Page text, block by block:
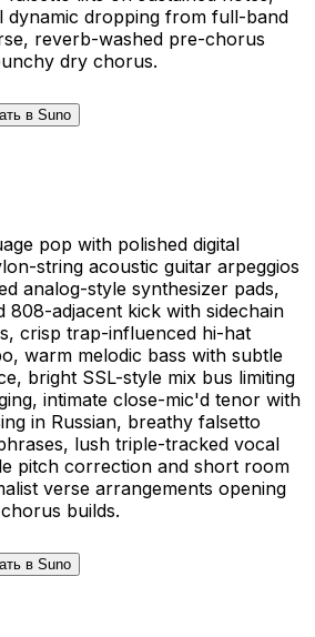
dynamic dropping from full-band
reverb-washed pre-chorus
dry chorus.
в Suno
pop with polished digital
string acoustic guitar arpeggios
analog-style synthesizer pads,
808-adjacent kick with sidechain
crisp trap-influenced hi-hat
warm melodic bass with subtle
bright SSL-style mix bus limiting
intimate close-mic'd tenor with
in Russian, breathy falsetto
lush triple-tracked vocal
pitch correction and short room
verse arrangements opening
builds.
в Suno